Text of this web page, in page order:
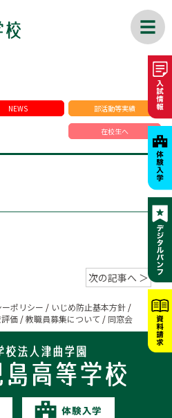
NEWS 部活動等実績
在校生へ
次の記事へ ＞
ポリシー / いじめ防止基本方針 /
価/教職員募集について / 同窓会